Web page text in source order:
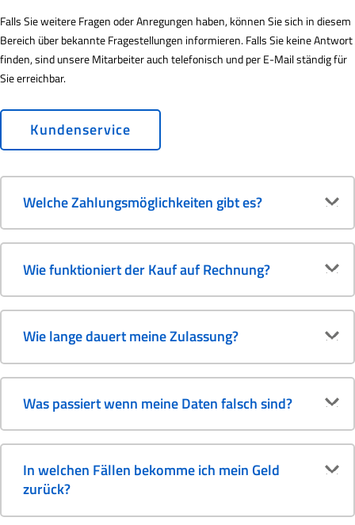
Falls Sie weitere Fragen oder Anregungen haben, können Sie sich in diesem
Bereich über bekannte Fragestellungen informieren. Falls Sie keine Antwort
finden, sind unsere Mitarbeiter auch telefonisch und per E-Mail ständig für
Sie erreichbar.
Kundenservice
Welche Zahlungsmöglichkeiten gibt es?
Wie funktioniert der Kauf auf Rechnung?
Wie lange dauert meine Zulassung?
Was passiert wenn meine Daten falsch sind?
In welchen Fällen bekomme ich mein Geld
zurück?